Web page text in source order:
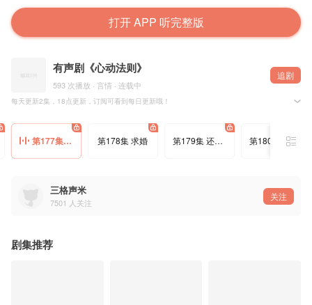
打开 APP 听完整版
有声剧《心动法则》
593 次播放 · 言情 · 连载中
追剧
每天更新2集，18点更新，订阅可看到每日更新哦！
原书名《你有权保持心动》
朱珊和邻居哥哥凌霄在国外登记结婚，此后四年，未联系一次。为了调查父母当年的案子，朱珊
一起乌龙，朱珊被押去警局接受调查，因此不得不联系自己名义上的丈夫，凌霄，并与之同住一
记者的存在，以事实为根据，传达真相，告知真相。
律师的存在，不是为了维护正义，而是为了维护法律的尊严。
版权方：纵横小说
作者：全是二
第177集 毕业 第178集 求婚 第179集 还好，你没有暗恋我那么久 第180集 守护神
三格声米
7501 人关注
关注
剧集推荐